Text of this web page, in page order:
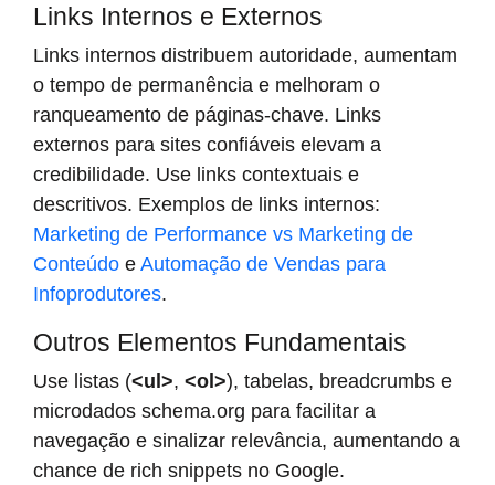
Links Internos e Externos
Links internos distribuem autoridade, aumentam
o tempo de permanência e melhoram o
ranqueamento de páginas-chave. Links
externos para sites confiáveis elevam a
credibilidade. Use links contextuais e
descritivos. Exemplos de links internos:
Marketing de Performance vs Marketing de
Conteúdo e Automação de Vendas para
Infoprodutores.
Outros Elementos Fundamentais
Use listas (<ul>, <ol>), tabelas, breadcrumbs e
microdados schema.org para facilitar a
navegação e sinalizar relevância, aumentando a
chance de rich snippets no Google.